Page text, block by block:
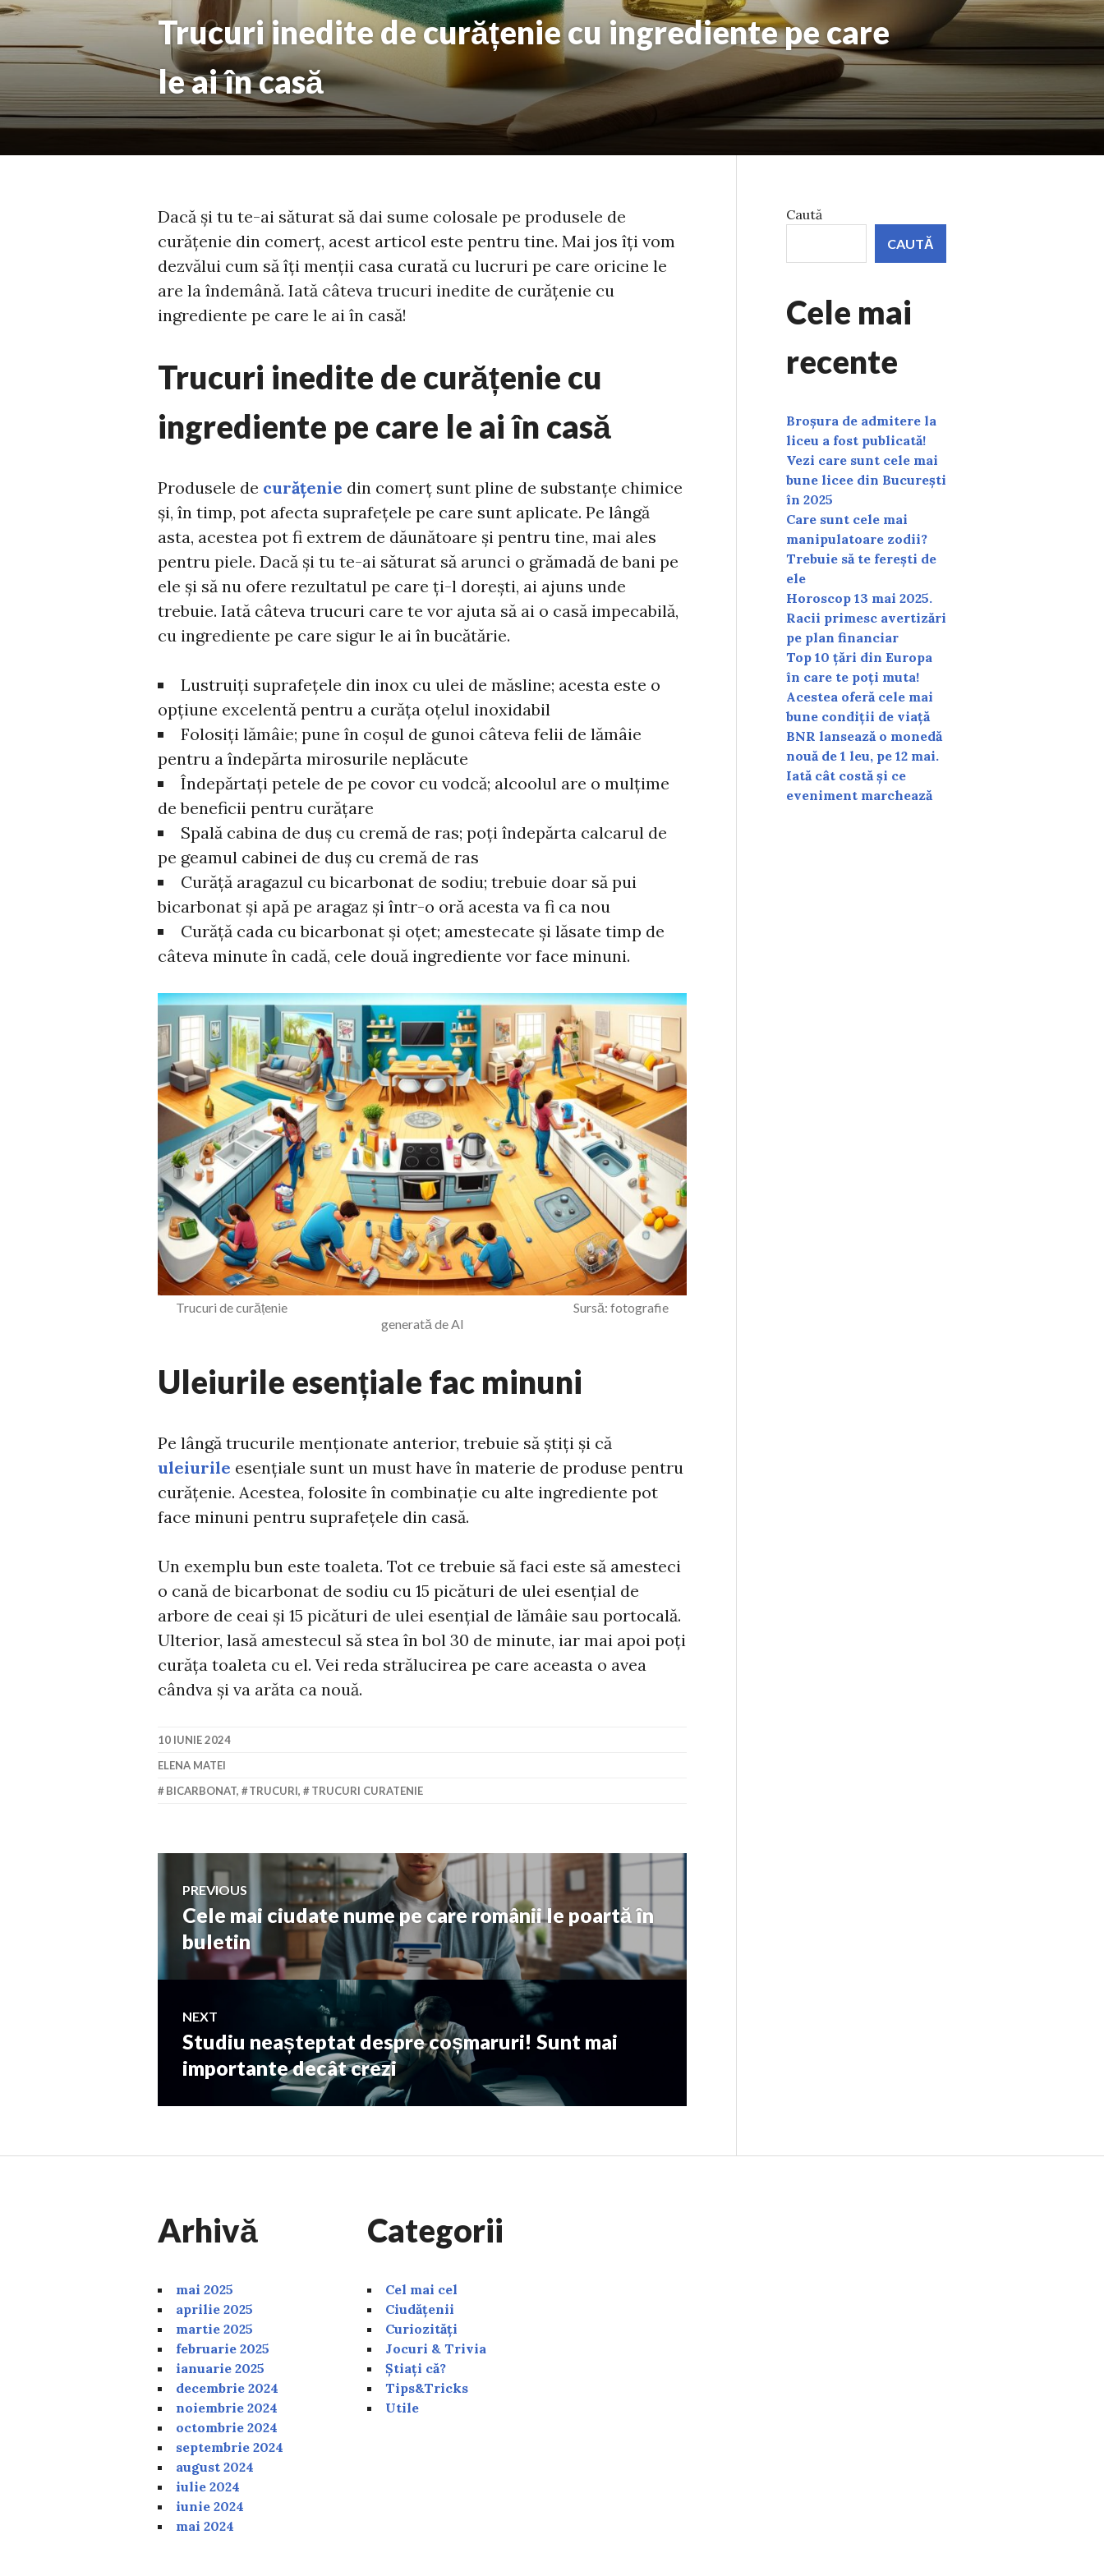
Trucuri inedite de curățenie cu ingrediente pe care
le ai în casă
Dacă și tu te-ai săturat să dai sume colosale pe produsele de
curățenie din comerț, acest articol este pentru tine. Mai jos îți vom
dezvălui cum să îți menții casa curată cu lucruri pe care oricine le
are la îndemână. Iată câteva trucuri inedite de curățenie cu
ingrediente pe care le ai în casă!
Trucuri inedite de curățenie cu
ingrediente pe care le ai în casă
Produsele de curățenie din comerț sunt pline de substanțe chimice
și, în timp, pot afecta suprafețele pe care sunt aplicate. Pe lângă
asta, acestea pot fi extrem de dăunătoare și pentru tine, mai ales
pentru piele. Dacă și tu te-ai săturat să arunci o grămadă de bani pe
ele și să nu ofere rezultatul pe care ți-l dorești, ai ajuns unde
trebuie. Iată câteva trucuri care te vor ajuta să ai o casă impecabilă,
cu ingrediente pe care sigur le ai în bucătărie.
Lustruiți suprafețele din inox cu ulei de măsline; acesta este o
opțiune excelentă pentru a curăța oțelul inoxidabil
Folosiți lămâie; pune în coșul de gunoi câteva felii de lămâie
pentru a îndepărta mirosurile neplăcute
Îndepărtați petele de pe covor cu vodcă; alcoolul are o mulțime
de beneficii pentru curățare
Spală cabina de duș cu cremă de ras; poți îndepărta calcarul de
pe geamul cabinei de duș cu cremă de ras
Curăță aragazul cu bicarbonat de sodiu; trebuie doar să pui
bicarbonat și apă pe aragaz și într-o oră acesta va fi ca nou
Curăță cada cu bicarbonat și oțet; amestecate și lăsate timp de
câteva minute în cadă, cele două ingrediente vor face minuni.
Trucuri de curățenie Sursă: fotografie
generată de AI
Uleiurile esențiale fac minuni
Pe lângă trucurile menționate anterior, trebuie să știți și că
uleiurile esențiale sunt un must have în materie de produse pentru
curățenie. Acestea, folosite în combinație cu alte ingrediente pot
face minuni pentru suprafețele din casă.
Un exemplu bun este toaleta. Tot ce trebuie să faci este să amesteci
o cană de bicarbonat de sodiu cu 15 picături de ulei esențial de
arbore de ceai și 15 picături de ulei esențial de lămâie sau portocală.
Ulterior, lasă amestecul să stea în bol 30 de minute, iar mai apoi poți
curăța toaleta cu el. Vei reda strălucirea pe care aceasta o avea
cândva și va arăta ca nouă.
10 IUNIE 2024
ELENA MATEI
BICARBONAT, TRUCURI, TRUCURI CURATENIE
Navigare
în
articole
PREVIOUS
Previous
post:
Cele mai ciudate nume pe care românii le poartă în
buletin
NEXT
Next
post:
Studiu neașteptat despre coșmaruri! Sunt mai
importante decât crezi
Caută
CAUTĂ
Cele mai
recente
Broșura de admitere la
liceu a fost publicată!
Vezi care sunt cele mai
bune licee din București
în 2025
Care sunt cele mai
manipulatoare zodii?
Trebuie să te ferești de
ele
Horoscop 13 mai 2025.
Racii primesc avertizări
pe plan financiar
Top 10 țări din Europa
în care te poți muta!
Acestea oferă cele mai
bune condiții de viață
BNR lansează o monedă
nouă de 1 leu, pe 12 mai.
Iată cât costă și ce
eveniment marchează
Arhivă
mai 2025
aprilie 2025
martie 2025
februarie 2025
ianuarie 2025
decembrie 2024
noiembrie 2024
octombrie 2024
septembrie 2024
august 2024
iulie 2024
iunie 2024
mai 2024
Categorii
Cel mai cel
Ciudățenii
Curiozități
Jocuri & Trivia
Știați că?
Tips&Tricks
Utile